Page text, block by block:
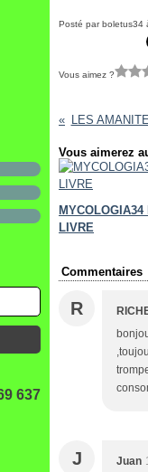
637
Posté par boletus34
Vous aimez ?
LES
Vous aimerez
MYCOLOGIA34
LIVRE
Commentaires
R
J Juan